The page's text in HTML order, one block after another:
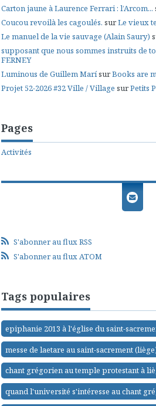
Carton jaune à Laurence Ferrari : l’Arcom...
Coucou revoilà les cagoulés. surLe vieux
Le manuel de la vie sauvage (Alain Saury)
supposant que nous sommes instruits de
FERNEY
Luminous de Guillem MarísurBooks are
Projet 52-2026 #32 Ville / Village surPetits
Pages
Activités
S'abonner au flux RSS
S'abonner au flux ATOM
Tags populaires
epiphanie 2013 à l'église du saint-
messe de laetare au saint-sacrement
chant grégorien au temple protestant à
quand l'université s'intéresse au chant